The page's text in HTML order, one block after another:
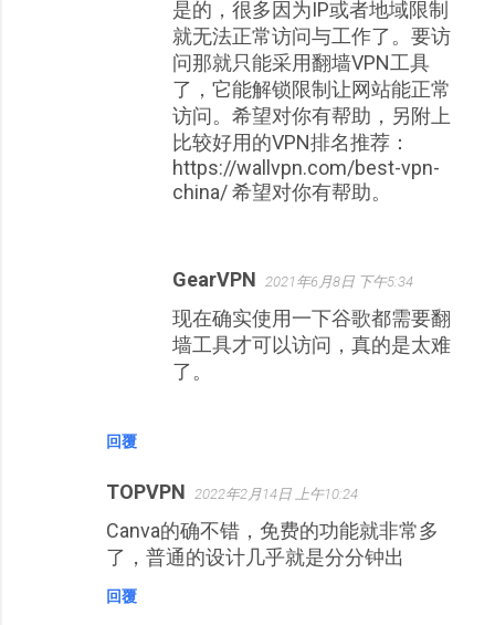
回覆
是的，很多因为IP或者地域限制
就无法正常访问与工作了。要访
问那就只能采用翻墙VPN工具
了，它能解锁限制让网站能正常
访问。希望对你有帮助，另附上
比较好用的VPN排名推荐：
https://wallvpn.com/best-vpn-
china/ 希望对你有帮助。
GearVPN 2021年6月8日 下午5:34
现在确实使用一下谷歌都需要翻
墙工具才可以访问，真的是太难
了。
TOPVPN 2022年2月14日 上午10:24
Canva的确不错，免费的功能就非常多
了，普通的设计几乎就是分分钟出
回覆